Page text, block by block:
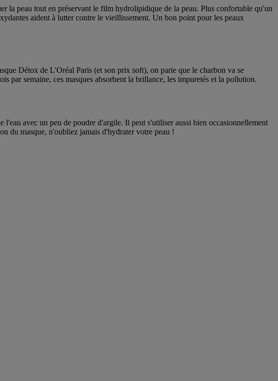
la peau tout en préservant le film hydrolipidique de la peau. Plus confortable qu'un
aident à lutter contre le vieillissement. Un bon point pour les peaux
Détox de L'Oréal Paris (et son prix soft), on parie que le charbon va se
par semaine, ces masques absorbent la brillance, les impuretés et la pollution.
avec un peu de poudre d'argile. Il peut s'utiliser aussi bien occasionnellement
du masque, n'oubliez jamais d'hydrater votre peau !